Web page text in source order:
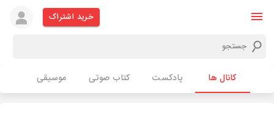
خرید اشتراک
کانال ها پادکست کتاب صوتی موسیقی